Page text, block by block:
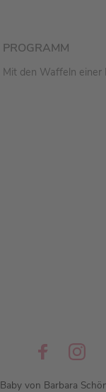
PROGRAMM
Mit den Waffeln einer
von Barbara